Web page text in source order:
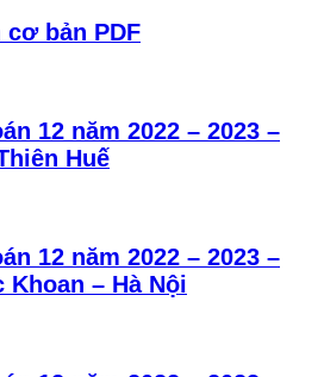
bản PDF
12 năm 2022 – 2023 –
Huế
12 năm 2022 – 2023 –
Khoan – Hà Nội